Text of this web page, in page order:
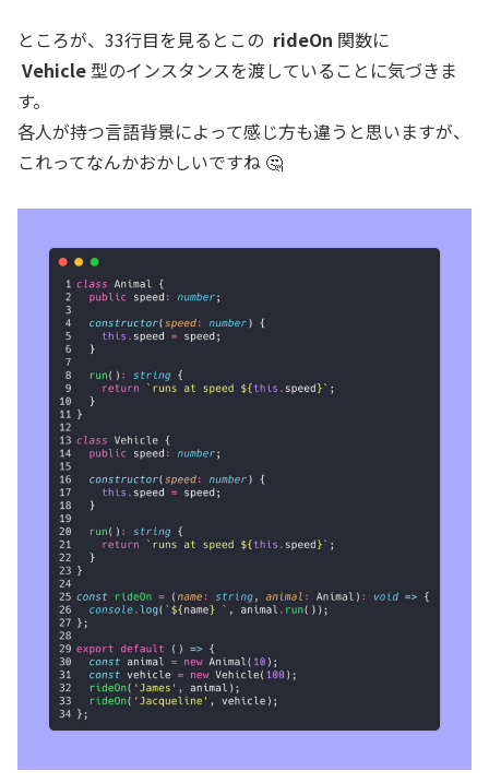
ところが、33行目を見るとこの rideOn 関数に
Vehicle型のインスタンスを渡していることに気づきま
す。
各人が持つ言語背景によって感じ方も違うと思いますが、
これってなんかおかしいですね 🤔